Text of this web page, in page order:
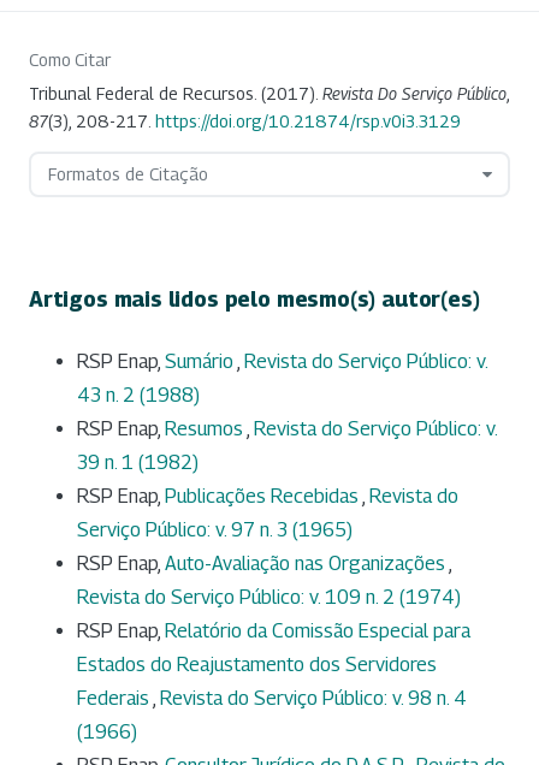
Como Citar
Tribunal Federal de Recursos. (2017). Revista Do Serviço Público
87(3), 208-217. https://doi.org/10.21874/rsp.v0i3.3129
Formatos de Citação
Artigos mais lidos pelo mesmo(s) autor(es)
RSP Enap, Sumário Revista do Serviço Público: v.
43 n. 2 (1988)
RSP Enap, Resumos Revista do Serviço Público: v.
39 n. 1 (1982)
RSP Enap, Publicações Recebidas Revista do
Serviço Público: v. 97 n. 3 (1965)
RSP Enap, Auto-Avaliação nas Organizações
Revista do Serviço Público: v. 109 n. 2 (1974)
RSP Enap, Relatório da Comissão Especial para
Estados do Reajustamento dos Servidores
Federais Revista do Serviço Público: v. 98 n. 4
(1966)